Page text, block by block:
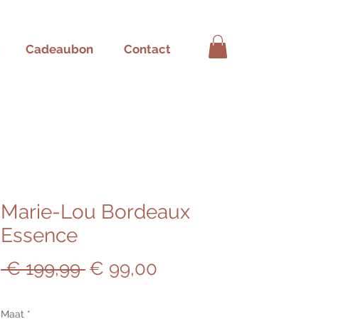
Cadeaubon Contact
Marie-Lou Bordeaux
Essence
€ 199,99 Normale
€ 99,00
Maat *